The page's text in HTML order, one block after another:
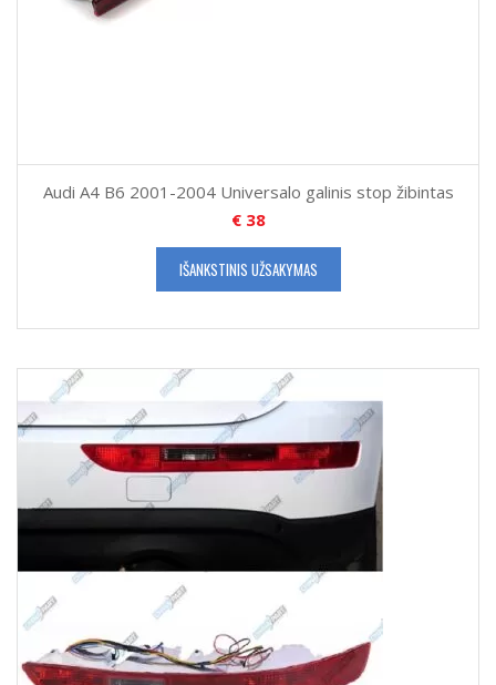
Audi A4 B6 2001-2004 Universalo galinis stop žibintas
€38
IŠANKSTINIS UŽSAKYMAS